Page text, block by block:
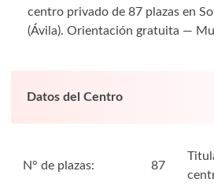
centro privado de 87 plazas en
(Ávila). Orientación gratuita —
Datos del Centro
N° de plazas: 87